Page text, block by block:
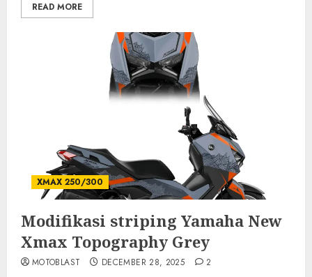
READ MORE
XMAX 250/300
Modifikasi striping Yamaha New
Xmax Topography Grey
MOTOBLAST DECEMBER 28, 2025 2